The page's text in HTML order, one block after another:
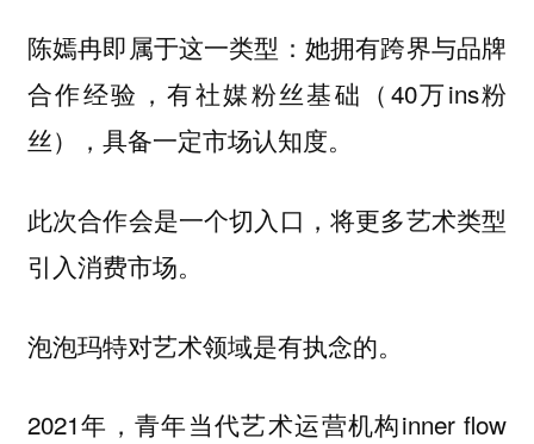
陈嫣冉即属于这一类型：她拥有跨界与品牌
合作经验，有社媒粉丝基础（40万ins粉
丝），具备一定市场认知度。
此次合作会是一个切入口，将更多艺术类型
引入消费市场。
泡泡玛特对艺术领域是有执念的。
2021年，青年当代艺术运营机构inner flow